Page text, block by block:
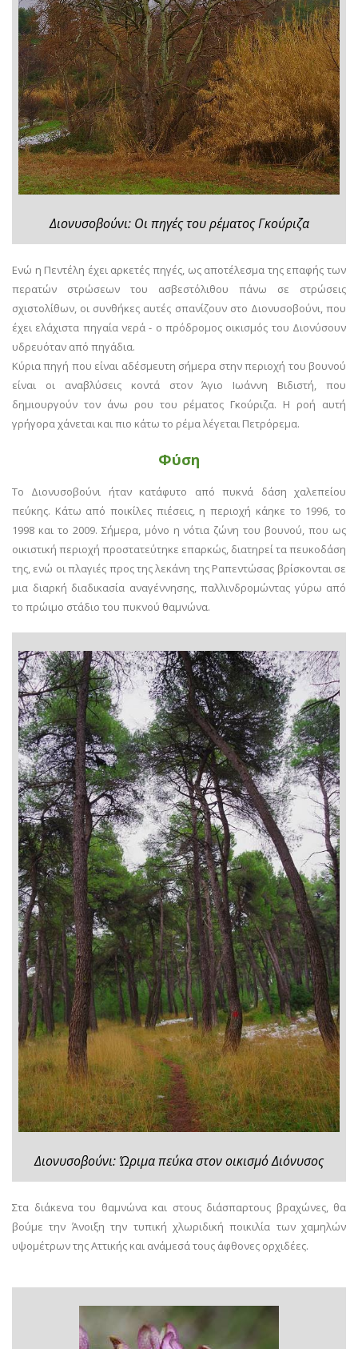
Διονυσοβούνι: Οι πηγές του ρέματος Γκούριζα
Ενώ η Πεντέλη έχει αρκετές πηγές, ως αποτέλεσμα της επαφής των
περατών στρώσεων του ασβεστόλιθου πάνω σε στρώσεις
σχιστολίθων, οι συνθήκες αυτές σπανίζουν στο Διονυσοβούνι, που
έχει ελάχιστα πηγαία νερά - ο πρόδρομος οικισμός του Διονύσουν
υδρευόταν από πηγάδια.
Κύρια πηγή που είναι αδέσμευτη σήμερα στην περιοχή του βουνού
είναι οι αναβλύσεις κοντά στον Άγιο Ιωάννη Βιδιστή, που
δημιουργούν τον άνω ρου του ρέματος Γκούριζα. Η ροή αυτή
γρήγορα χάνεται και πιο κάτω το ρέμα λέγεται Πετρόρεμα.
Φύση
Το Διονυσοβούνι ήταν κατάφυτο από πυκνά δάση χαλεπείου
πεύκης. Κάτω από ποικίλες πιέσεις, η περιοχή κάηκε το 1996, το
1998 και το 2009. Σήμερα, μόνο η νότια ζώνη του βουνού, που ως
οικιστική περιοχή προστατεύτηκε επαρκώς, διατηρεί τα πευκοδάση
της, ενώ οι πλαγιές προς της λεκάνη της Ραπεντώσας βρίσκονται σε
μια διαρκή διαδικασία αναγέννησης, παλλινδρομώντας γύρω από
το πρώιμο στάδιο του πυκνού θαμνώνα.
Διονυσοβούνι: Ώριμα πεύκα στον οικισμό Διόνυσος
Στα διάκενα του θαμνώνα και στους διάσπαρτους βραχώνες, θα
βούμε την Άνοιξη την τυπική χλωριδική ποικιλία των χαμηλών
υψομέτρων της Αττικής και ανάμεσά τους άφθονες ορχιδέες.